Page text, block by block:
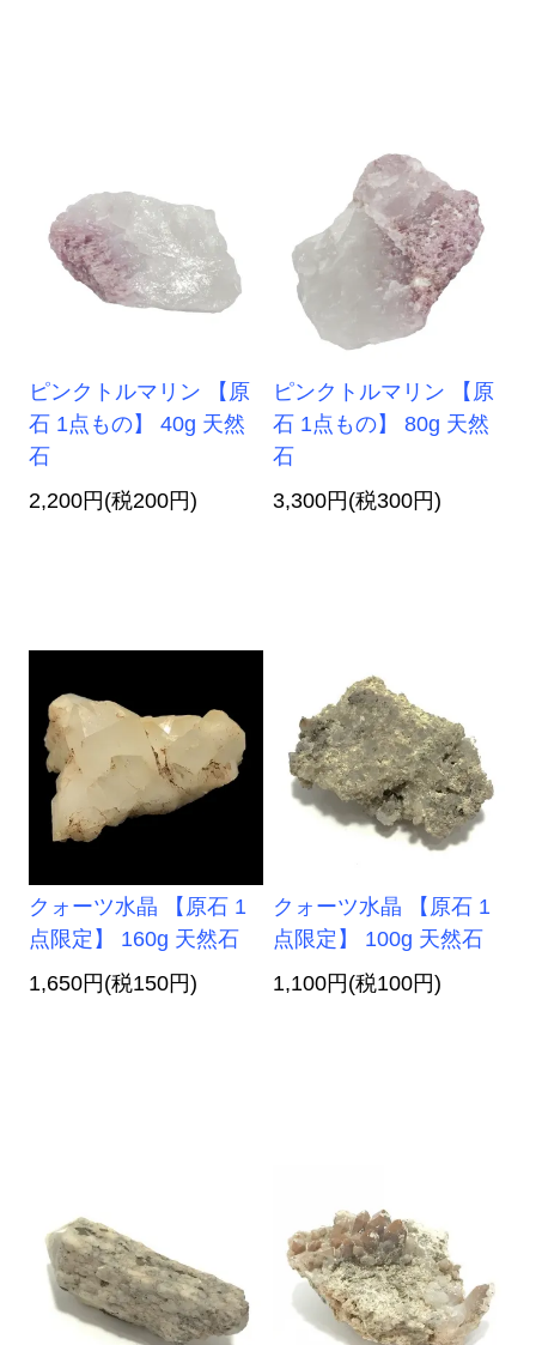
ピンクトルマリン 【原
石 1点もの】 40g 天然
石
2,200円(税200円)
ピンクトルマリン 【原
石 1点もの】 80g 天然
石
3,300円(税300円)
クォーツ水晶 【原石 1
点限定】 160g 天然石
1,650円(税150円)
クォーツ水晶 【原石 1
点限定】 100g 天然石
1,100円(税100円)